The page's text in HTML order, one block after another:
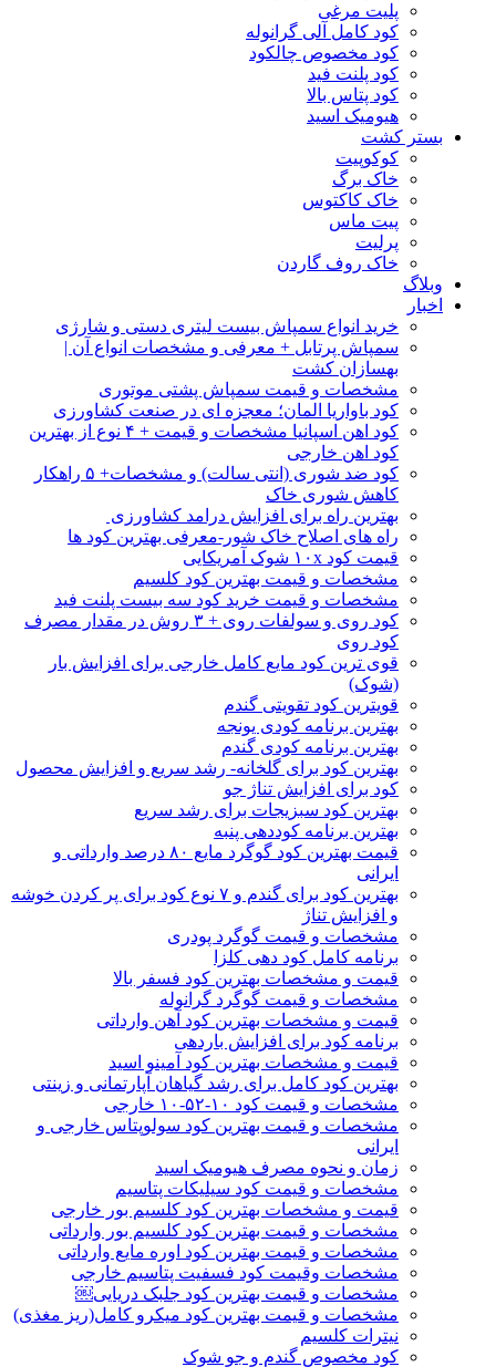
پلیت مرغی
کود کامل آلی گرانوله
کود مخصوص چالکود
کود پلنت فید
کود پتاس بالا
هیومیک اسید
بستر کشت
کوکوپیت
خاک برگ
خاک کاکتوس
پیت ماس
پرلیت
خاک روف گاردن
وبلاگ
اخبار
خرید انواع سمپاش بیست لیتری دستی و شارژی
سمپاش پرتابل + معرفی و مشخصات انواع آن |
بهسازان کشت
مشخصات و قیمت سمپاش پشتی موتوری
کود باواریا المان؛ معجزه ای در صنعت کشاورزی
کود اهن اسپانیا مشخصات و قیمت + ۴ نوع از بهترین
کود اهن خارجی
کود ضد شوری (انتی سالت) و مشخصات+ ۵ راهکار
کاهش شوری خاک
بهترین راه برای افزایش درامد کشاورزی
راه های اصلاح خاک شور-معرفی بهترین کود ها
قیمت کود ۱۰x شوک آمریکایی
مشخصات و قیمت بهترین کود کلسیم
مشخصات و قیمت خرید کود سه بیست پلنت فید
کود روی و سولفات روی + ۳ روش در مقدار مصرف
کود روی
قوی ترین کود مایع کامل خارجی برای افزایش بار
(شوک)
قویترین کود تقویتی گندم
بهترین برنامه کودی یونجه
بهترین برنامه کودی گندم
بهترین کود برای گلخانه- رشد سریع و افزایش محصول
کود برای افزایش تناژ جو
بهترین کود سبزیجات برای رشد سریع
بهترین برنامه کوددهی پنبه
قیمت بهترین کود گوگرد مایع ۸۰ درصد وارداتی و
ایرانی
بهترین کود برای گندم و ۷ نوع کود برای پر کردن خوشه
و افزایش تناژ
مشخصات و قیمت گوگرد پودری
برنامه کامل کود دهی کلزا
قیمت و مشخصات بهترین کود فسفر بالا
مشخصات و قیمت گوگرد گرانوله
قیمت و مشخصات بهترین کود آهن وارداتی
برنامه کود برای افزایش باردهی
قیمت و مشخصات بهترین کود آمینو اسید
بهترین کود کامل برای رشد گیاهان آپارتمانی و زینتی
مشخصات و قیمت کود ۱۰-۵۲-۱۰ خارجی
مشخصات و قیمت بهترین کود سولوپتاس خارجی و
ایرانی
زمان و نحوه مصرف هیومیک اسید
مشخصات و قیمت کود سیلیکات پتاسیم
قیمت و مشخصات بهترین کود کلسیم بور خارجی
مشخصات و قیمت بهترین کود کلسیم بور وارداتی
مشخصات و قیمت بهترین کود اوره مایع وارداتی
مشخصات وقیمت کود فسفیت پتاسیم خارجی
مشخصات و قیمت بهترین کود جلبک دریایی￼
مشخصات و قیمت بهترین کود میکرو کامل(ریز مغذی)
نیترات کلسیم
کود مخصوص گندم و جو شوک